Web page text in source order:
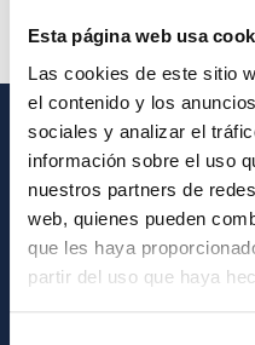
Esta página web usa
Las cookies de este sitio
el contenido y los
sociales y analizar el
información sobre el uso
nuestros partners de
web, quienes pueden
que les haya
partir del uso que haya
INFORMACIÓN GENERAL
Contacto
Cómo llegar al IAC
Directorio de personal